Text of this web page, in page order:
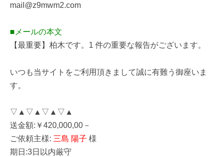
mail@z9mwm2.com
■メールの本文
【最重要】柏木です。1 件の重要な報告がございます。
いつも当サイトをご利用頂きまして誠に有難う御座いま
す。
▽▲▽▲▽▲▽▲
送金額:￥420,000,00－
ご依頼主様: 三島 陽子 様
期日:3日以内厳守